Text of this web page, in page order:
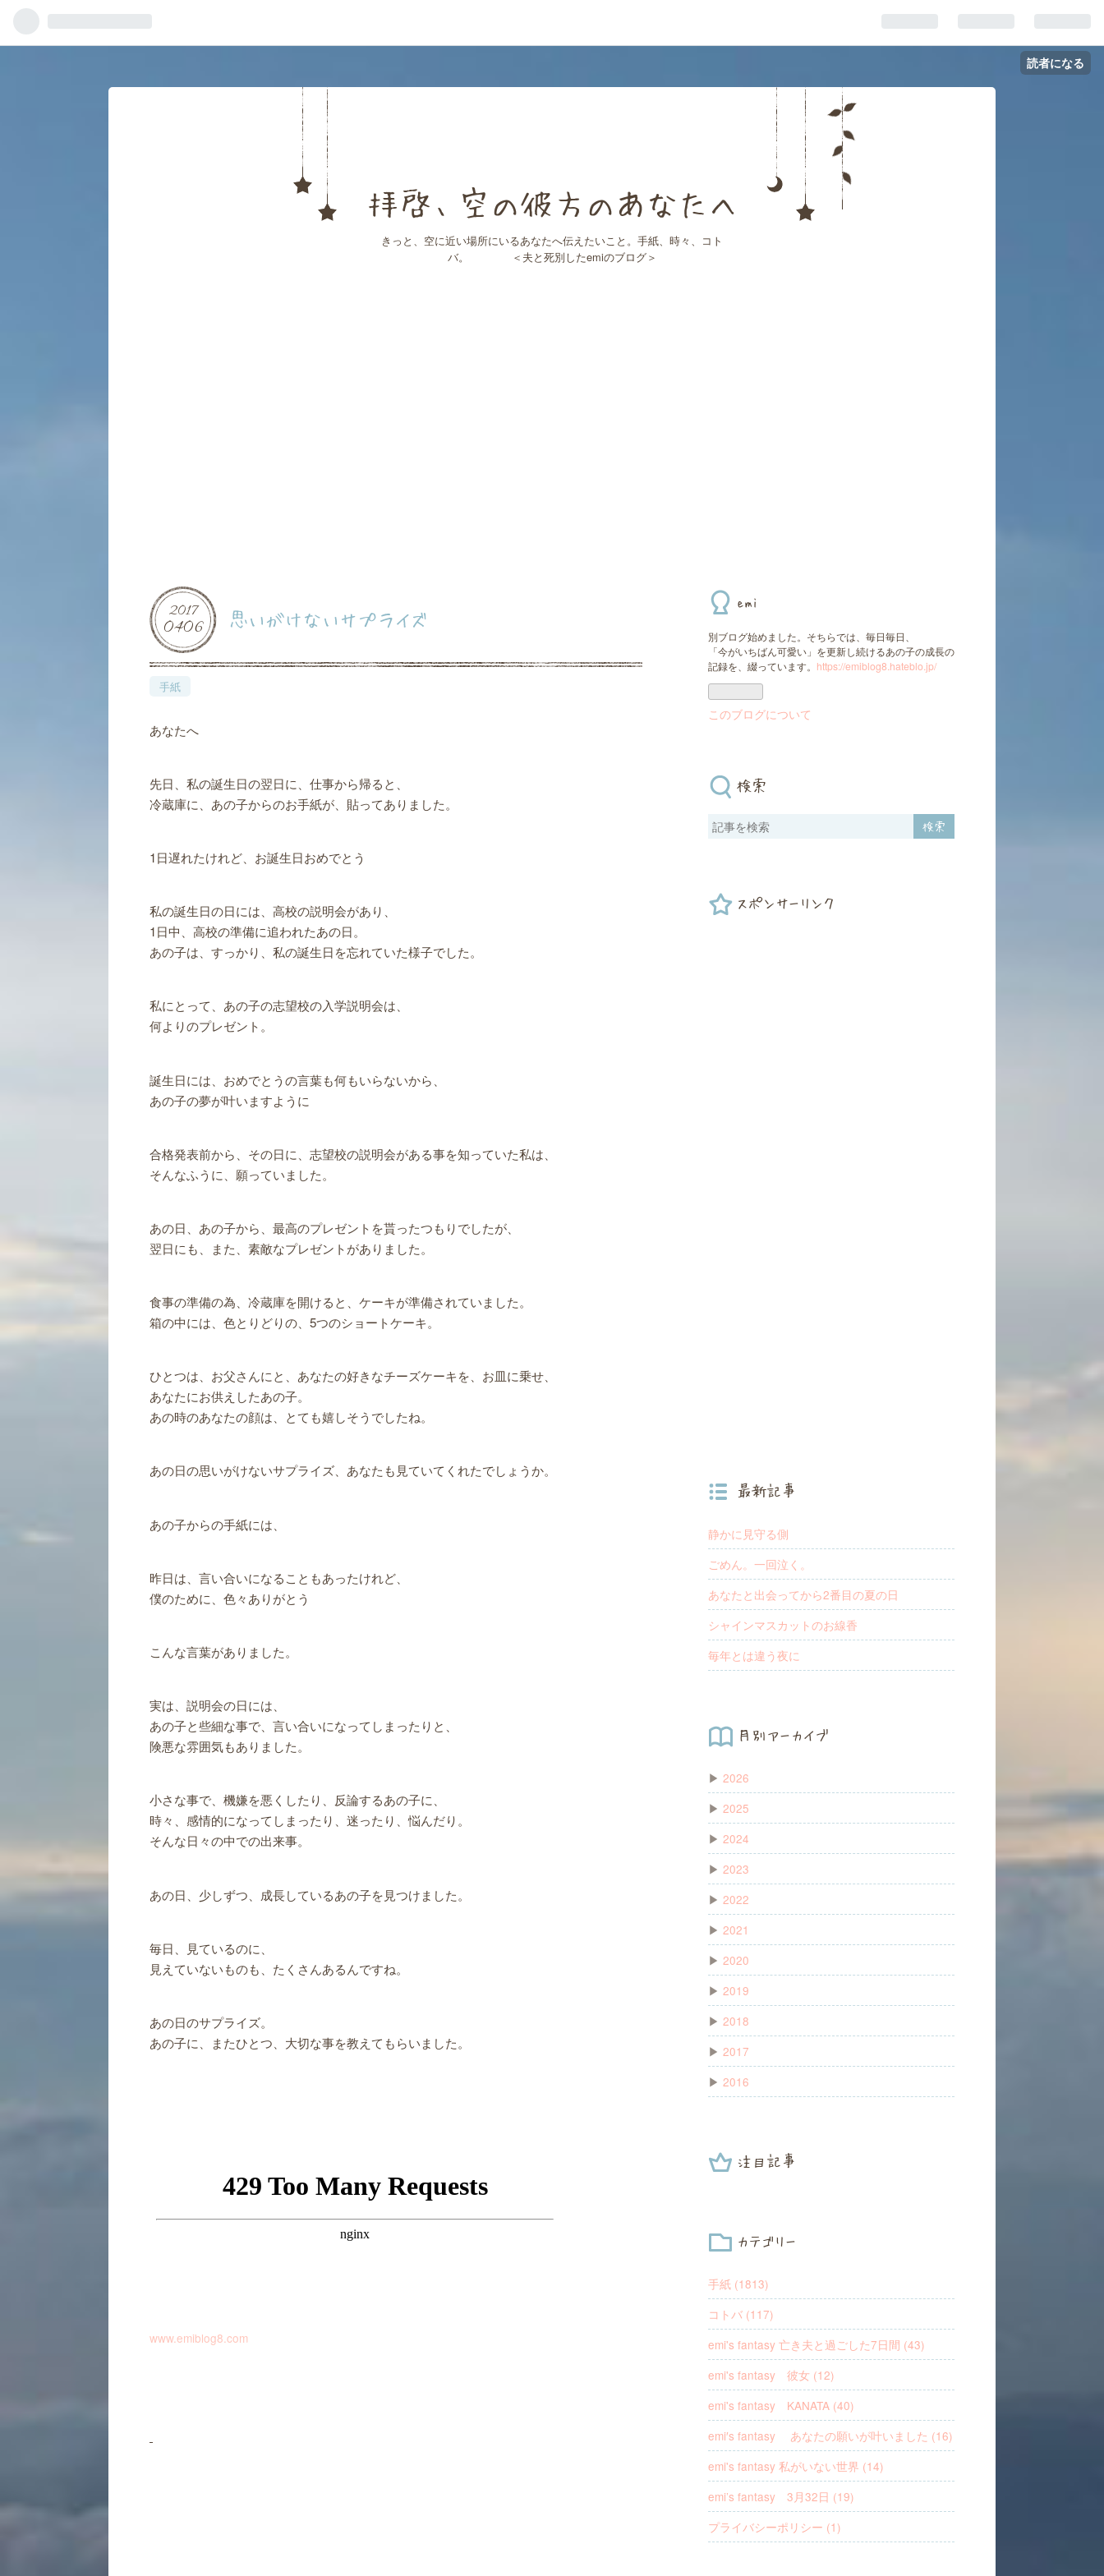
読者になる
拝啓、空の彼方のあなたへ
きっと、空に近い場所にいるあなたへ伝えたいこと。手紙、時々、コト
バ。 ＜夫と死別したemiのブログ＞
2017
0406 思いがけないサプライズ
手紙
あなたへ
先日、私の誕生日の翌日に、仕事から帰ると、
冷蔵庫に、あの子からのお手紙が、貼ってありました。
1日遅れたけれど、お誕生日おめでとう
私の誕生日の日には、高校の説明会があり、
1日中、高校の準備に追われたあの日。
あの子は、すっかり、私の誕生日を忘れていた様子でした。
私にとって、あの子の志望校の入学説明会は、
何よりのプレゼント。
誕生日には、おめでとうの言葉も何もいらないから、
あの子の夢が叶いますように
合格発表前から、その日に、志望校の説明会がある事を知っていた私は、
そんなふうに、願っていました。
あの日、あの子から、最高のプレゼントを貰ったつもりでしたが、
翌日にも、また、素敵なプレゼントがありました。
食事の準備の為、冷蔵庫を開けると、ケーキが準備されていました。
箱の中には、色とりどりの、5つのショートケーキ。
ひとつは、お父さんにと、あなたの好きなチーズケーキを、お皿に乗せ、
あなたにお供えしたあの子。
あの時のあなたの顔は、とても嬉しそうでしたね。
あの日の思いがけないサプライズ、あなたも見ていてくれたでしょうか。
あの子からの手紙には、
昨日は、言い合いになることもあったけれど、
僕のために、色々ありがとう
こんな言葉がありました。
実は、説明会の日には、
あの子と些細な事で、言い合いになってしまったりと、
険悪な雰囲気もありました。
小さな事で、機嫌を悪くしたり、反論するあの子に、
時々、感情的になってしまったり、迷ったり、悩んだり。
そんな日々の中での出来事。
あの日、少しずつ、成長しているあの子を見つけました。
毎日、見ているのに、
見えていないものも、たくさんあるんですね。
あの日のサプライズ。
あの子に、またひとつ、大切な事を教えてもらいました。
www.emiblog8.com
emi
別ブログ始めました。そちらでは、毎日毎日、
「今がいちばん可愛い」を更新し続けるあの子の成長の
記録を、綴っています。 https://emiblog8.hateblo.jp/
このブログについて
検索
スポンサーリンク
最新記事
静かに見守る側
ごめん。一回泣く。
あなたと出会ってから2番目の夏の日
シャインマスカットのお線香
毎年とは違う夜に
月別アーカイブ
▶ 2026
▶ 2025
▶ 2024
▶ 2023
▶ 2022
▶ 2021
▶ 2020
▶ 2019
▶ 2018
▶ 2017
▶ 2016
注目記事
カテゴリー
手紙 (1813)
コトバ (117)
emi's fantasy 亡き夫と過ごした7日間 (43)
emi's fantasy 彼女 (12)
emi's fantasy KANATA (40)
emi′s fantasy あなたの願いが叶いました (16)
emi's fantasy 私がいない世界 (14)
emi’s fantasy 3月32日 (19)
プライバシーポリシー (1)